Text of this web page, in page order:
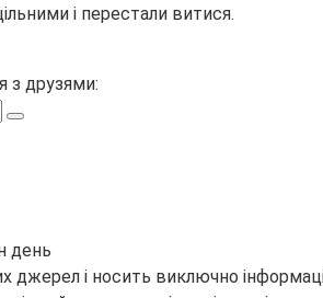
і перестали витися.
з друзями:
день
джерел і носить виключно